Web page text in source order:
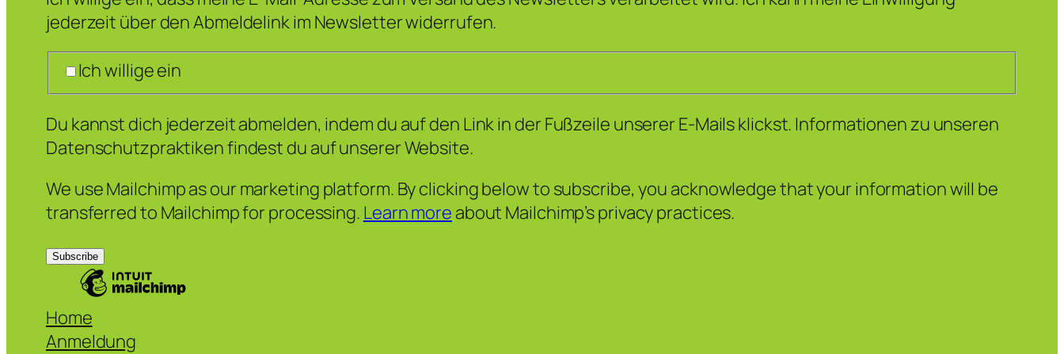
jederzeit über den Abmeldelink im Newsletter widerrufen.
Ich willige ein
Du kannst dich jederzeit abmelden, indem du auf den Link in der Fußzeile unserer E-Mails klickst. Informationen zu unseren
Datenschutzpraktiken findest du auf unserer Website.
We use Mailchimp as our marketing platform. By clicking below to subscribe, you acknowledge that your information will be
transferred to Mailchimp for processing. Learn more about Mailchimp’s privacy practices.
Home
Anmeldung